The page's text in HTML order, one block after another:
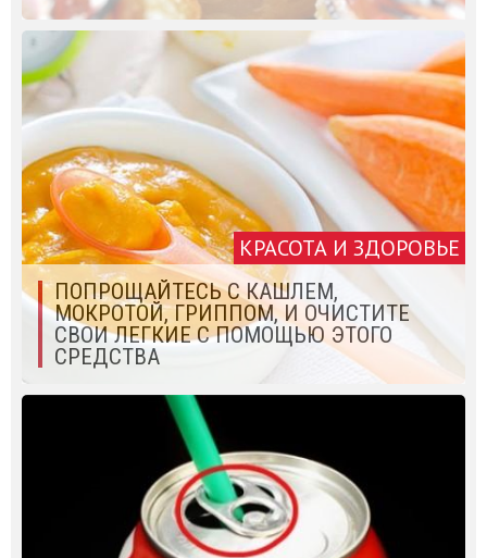
КРАСОТА И ЗДОРОВЬЕ
ПОПРОЩАЙТЕСЬ С КАШЛЕМ,
МОКРОТОЙ, ГРИППОМ, И ОЧИСТИТЕ
СВОИ ЛЕГКИЕ С ПОМОЩЬЮ ЭТОГО
СРЕДСТВА